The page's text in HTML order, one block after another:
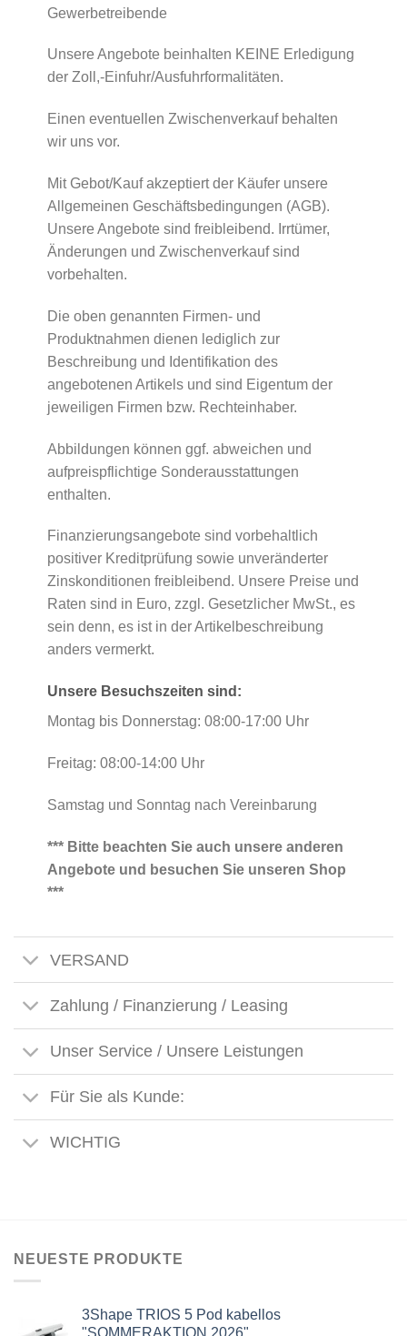
Gewerbetreibende
Unsere Angebote beinhalten KEINE Erledigung
der Zoll,-Einfuhr/Ausfuhrformalitäten.
Einen eventuellen Zwischenverkauf behalten
wir uns vor.
Mit Gebot/Kauf akzeptiert der Käufer unsere
Allgemeinen Geschäftsbedingungen (AGB).
Unsere Angebote sind freibleibend. Irrtümer,
Änderungen und Zwischenverkauf sind
vorbehalten.
Die oben genannten Firmen- und
Produktnahmen dienen lediglich zur
Beschreibung und Identifikation des
angebotenen Artikels und sind Eigentum der
jeweiligen Firmen bzw. Rechteinhaber.
Abbildungen können ggf. abweichen und
aufpreispflichtige Sonderausstattungen
enthalten.
Finanzierungsangebote sind vorbehaltlich
positiver Kreditprüfung sowie unveränderter
Zinskonditionen freibleibend. Unsere Preise und
Raten sind in Euro, zzgl. Gesetzlicher MwSt., es
sein denn, es ist in der Artikelbeschreibung
anders vermerkt.
Unsere Besuchszeiten sind:
Montag bis Donnerstag: 08:00-17:00 Uhr
Freitag: 08:00-14:00 Uhr
Samstag und Sonntag nach Vereinbarung
*** Bitte beachten Sie auch unsere anderen
Angebote und besuchen Sie unseren Shop
***
VERSAND
Zahlung / Finanzierung / Leasing
Unser Service / Unsere Leistungen
Für Sie als Kunde:
WICHTIG
NEUESTE PRODUKTE
3Shape TRIOS 5 Pod kabellos